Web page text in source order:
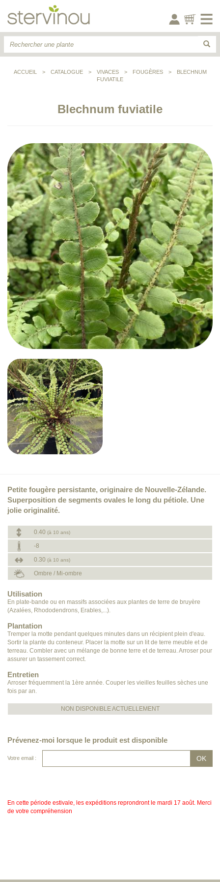
ACCUEIL > CATALOGUE > VIVACES > FOUGÈRES >
BLECHNUM
FUVIATILE
Blechnum fuviatile
Petite fougère persistante, originaire de Nouvelle-Zélande.
Superposition de segments ovales le long du pétiole. Une
jolie originalité.
0.40 (à 10 ans)
-8
0.30 (à 10 ans)
Ombre / Mi-ombre
Utilisation
En plate-bande ou en massifs associées aux plantes de terre de bruyère
(Azalées, Rhododendrons, Erables,...).
Plantation
Tremper la motte pendant quelques minutes dans un récipient plein d'eau.
Sortir la plante du conteneur. Placer la motte sur un lit de terre meuble et de
terreau. Combler avec un mélange de bonne terre et de terreau. Arroser pour
assurer un tassement correct.
Entretien
Arroser fréquemment la 1ère année. Couper les vieilles feuilles sèches une
fois par an.
NON DISPONIBLE ACTUELLEMENT
Prévenez-moi lorsque le produit est disponible
Votre email :
En cette période estivale, les expéditions reprondront le mardi 17 août. Merci
de votre compréhension